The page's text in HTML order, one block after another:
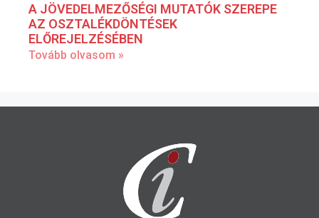
A JÖVEDELMEZŐSÉGI MUTATÓK SZEREPE
AZ OSZTALÉKDÖNTÉSEK
ELŐREJELZÉSÉBEN
Tovább olvasom »